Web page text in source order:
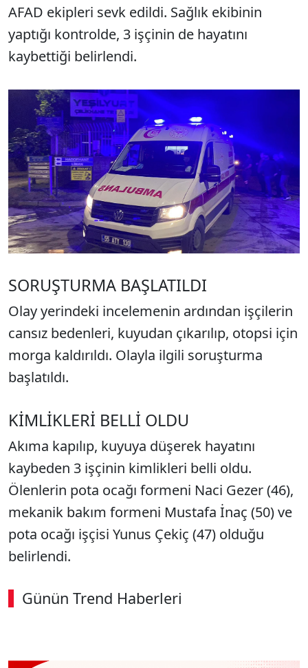
AFAD ekipleri sevk edildi. Sağlık ekibinin
yaptığı kontrolde, 3 işçinin de hayatını
kaybettiği belirlendi.
SORUŞTURMA BAŞLATILDI
Olay yerindeki incelemenin ardından işçilerin
cansız bedenleri, kuyudan çıkarılıp, otopsi için
morga kaldırıldı. Olayla ilgili soruşturma
başlatıldı.
KİMLİKLERİ BELLİ OLDU
Akıma kapılıp, kuyuya düşerek hayatını
kaybeden 3 işçinin kimlikleri belli oldu.
Ölenlerin pota ocağı formeni Naci Gezer (46),
mekanik bakım formeni Mustafa İnaç (50) ve
pota ocağı işçisi Yunus Çekiç (47) olduğu
belirlendi.
Günün Trend Haberleri